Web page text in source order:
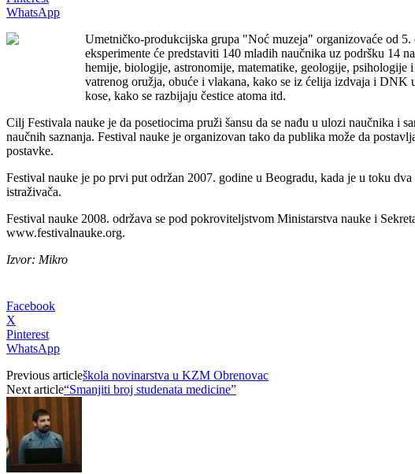
WhatsApp
Umetničko-produkcijska grupa "Noć muzeja" organizovaće od
eksperimente će predstaviti 140 mladih naučnika uz podršku 14
hemije, biologije, astronomije, matematike, geologije, psihologije i
vatrenog oružja, obuće i vlakana, kako se iz ćelija izdvaja i DNK
kose, kako se razbijaju čestice atoma itd.
Cilj Festivala nauke je da posetiocima pruži šansu da se nađu u ulozi naučnika i
naučnih saznanja. Festival nauke je organizovan tako da publika može da
postavke.
Festival nauke je po prvi put održan 2007. godine u Beogradu, kada je u toku
istraživača.
Festival nauke 2008. održava se pod pokroviteljstvom Ministarstva nauke i
www.festivalnauke.org.
Izvor: Mikro
Facebook
X
Pinterest
WhatsApp
Previous articleškola novinarstva u KZM Obrenovac
Next article“Smanjiti broj studenata medicine”